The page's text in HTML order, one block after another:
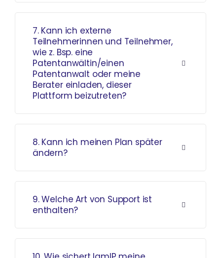
7. Kann ich externe
Teilnehmerinnen und Teilnehmer,
wie z. Bsp. eine
Patentanwältin/einen
Patentanwalt oder meine
Berater einladen, dieser
Plattform beizutreten?
8. Kann ich meinen Plan später
ändern?
9. Welche Art von Support ist
enthalten?